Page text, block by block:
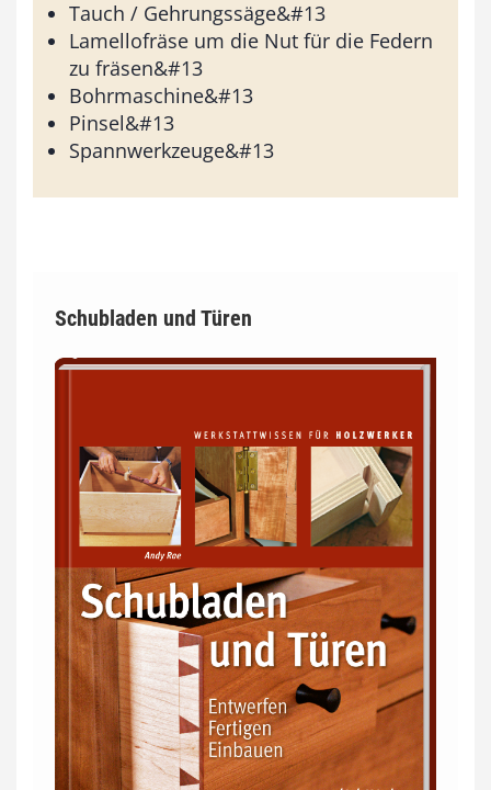
Tauch / Gehrungssäge&#13
Lamellofräse um die Nut für die Federn
zu fräsen&#13
Bohrmaschine&#13
Pinsel&#13
Spannwerkzeuge&#13
Schubladen und Türen